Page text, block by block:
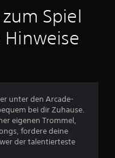
t
t
i
c
h
e
Spiel
unter den Arcade-
bei dir Zuhause.
eigenen Trommel,
fordere deine
der talentierteste